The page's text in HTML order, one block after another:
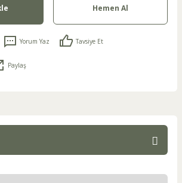
Hemen Al
Yorum Yaz Tavsiye Et
Paylaş